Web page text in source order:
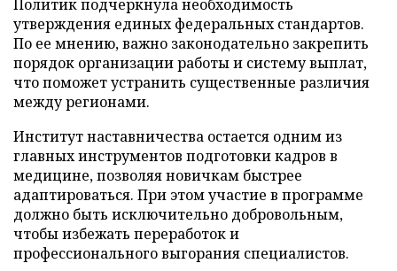
Политик подчеркнула необходимость
утверждения единых федеральных стандартов.
По ее мнению, важно законодательно закрепить
порядок организации работы и систему выплат,
что поможет устранить существенные различия
между регионами.
Институт наставничества остается одним из
главных инструментов подготовки кадров в
медицине, позволяя новичкам быстрее
адаптироваться. При этом участие в программе
должно быть исключительно добровольным,
чтобы избежать переработок и
профессионального выгорания специалистов.